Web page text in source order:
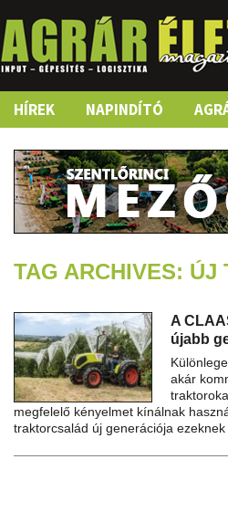
Skip
content
HÍREK NAPINDÍTÓ
TAG ARCHIVES: ÚJ
A
újabb
akár
megfelelő kényelmet kínálnak
traktorcsalád új generációja